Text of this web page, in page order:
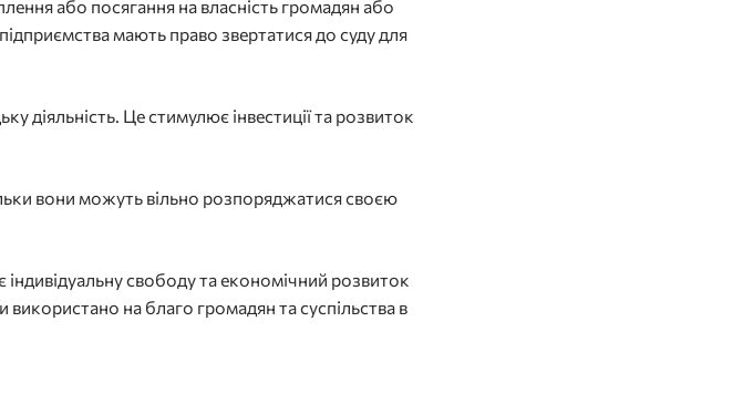
або посягання на власність громадян або
мають право звертатися до суду для
діяльність. Це стимулює інвестиції та розвиток
вони можуть вільно розпоряджатися своєю
свободу та економічний розвиток
на благо громадян та суспільства в